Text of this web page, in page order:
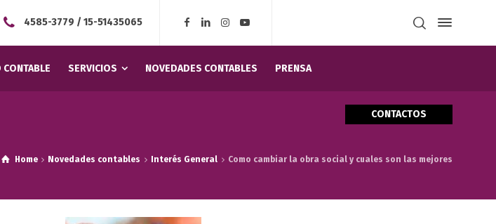
4585-3779 /15-51435065
SERVICIOS NOVEDADES CONTABLES PRENSA
CONTACTOS
Home Novedades contables Interés General Como cambiar la obra social y cuales son las mejores